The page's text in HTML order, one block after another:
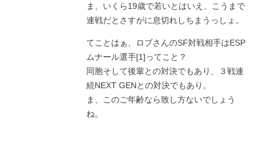
ま、いくら19歳で若いとはいえ、こうまで
連戦だとさすがに息切れしちまうっしょ。
てことはぁ、ロブさんのSF対戦相手はESP
ムナール選手[1]ってこと？
同胞そして後輩との対決でもあり、３戦連
続NEXT GENとの対決でもあり。
ま、このご年齢なら致し方ないでしょう
ね。